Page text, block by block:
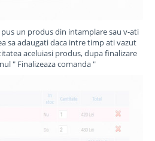
un produs din intamplare sau v-ati
sa adaugati daca intre timp ati vazut
aceluiasi produs, dupa finalizare
" Finalizeaza comanda "